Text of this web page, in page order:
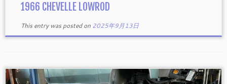
1966 CHEVELLE LOWROD
This entry was posted on 2025年9月13日